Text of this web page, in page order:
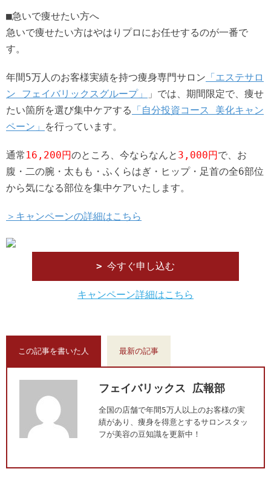
■急いで痩せたい方へ
急いで痩せたい方はやはりプロにお任せするのが一番で
す。
年間5万人のお客様実績を持つ痩身専門サロン 「エステサロ
ン フェイバリックスグループ」
」では、期間限定で、痩せ
たい箇所を選び集中ケアする 「自分投資コース 美化キャン
ペーン」 を行っています。
通常 16,200円のところ、今ならなんと 3,000円で、お
腹・二の腕・太もも・ふくらはぎ・ヒップ・足首の全6部位
から気になる部位を集中ケアいたします。
＞キャンペーンの詳細はこちら
今すぐ申し込む
キャンペーン詳細はこちら
この記事を書いた人 最新の記事
フェイバリックス 広報部
全国の店舗で年間5万人以上のお客様の実
績があり、痩身を得意とするサロンスタッ
フが美容の豆知識を更新中！